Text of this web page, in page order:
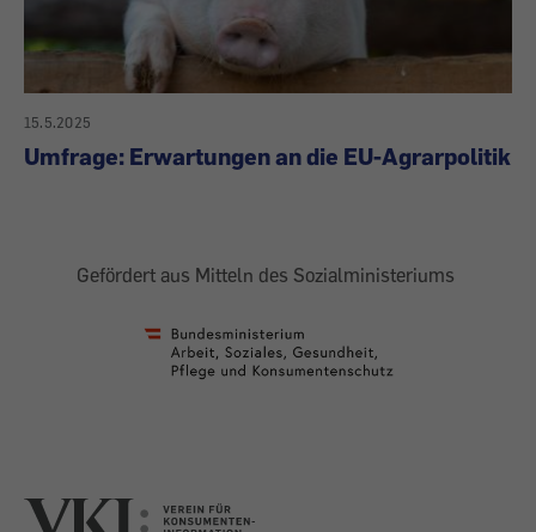
15.5.2025
Umfrage: Erwartungen an die EU-Agrarpolitik
Gefördert aus Mitteln des Sozialministeriums